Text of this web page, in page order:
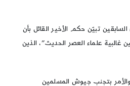
تبيّن حكم الأخير القائل بأن
غالبية علماء العصر الحديث”، الذين
والأمر بتجنب جيوش المسلمين